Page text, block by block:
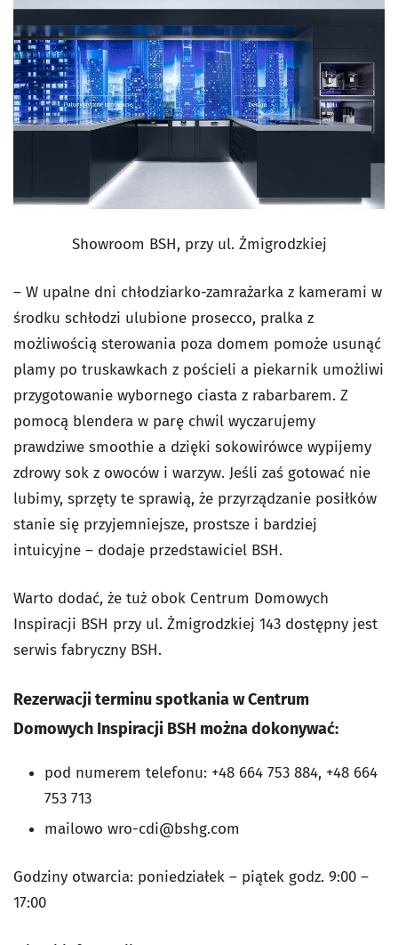
Showroom BSH, przy ul. Żmigrodzkiej
– W upalne dni chłodziarko-zamrażarka z kamerami w
środku schłodzi ulubione prosecco, pralka z
możliwością sterowania poza domem pomoże usunąć
plamy po truskawkach z pościeli a piekarnik umożliwi
przygotowanie wybornego ciasta z rabarbarem. Z
pomocą blendera w parę chwil wyczarujemy
prawdziwe smoothie a dzięki sokowirówce wypijemy
zdrowy sok z owoców i warzyw. Jeśli zaś gotować nie
lubimy, sprzęty te sprawią, że przyrządzanie posiłków
stanie się przyjemniejsze, prostsze i bardziej
intuicyjne – dodaje przedstawiciel BSH.
Warto dodać, że tuż obok Centrum Domowych
Inspiracji BSH przy ul. Żmigrodzkiej 143 dostępny jest
serwis fabryczny BSH.
Rezerwacji terminu spotkania wCentrum
Domowych Inspiracji BSH można dokonywać:
pod numerem telefonu: +48 664 753 884, +48 664
753 713
mailowo wro-cdi@bshg.com
Godziny otwarcia: poniedziałek – piątek godz. 9:00 –
17:00